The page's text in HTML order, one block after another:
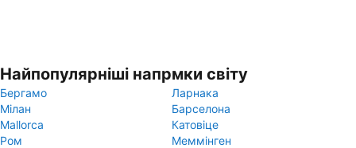
Найпопулярніші напрмки світу
Бергамо
Ларнака
Мілан
Барселона
Mallorca
Катовіце
Ром
Меммінген